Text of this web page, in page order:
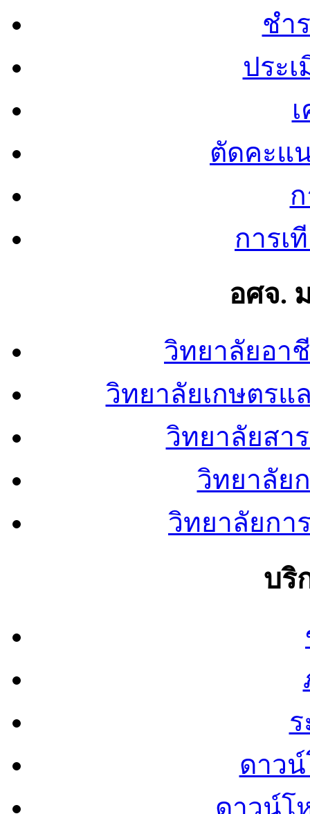
ชำ
ประ
ตัดคะแ
การเ
อศจ.
วิทยาลัยอา
วิทยาลัยเกษตรแ
วิทยาลัยสา
วิทยาลัย
วิทยาลัยก
บริ
ดาว
ดาวน์โ